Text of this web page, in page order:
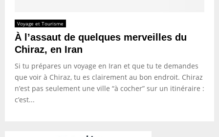
Voyage et Tourisme
À l’assaut de quelques merveilles du
Chiraz, en Iran
Si tu prépares un voyage en Iran et que tu te demandes
que voir à Chiraz, tu es clairement au bon endroit. Chiraz
n’est pas seulement une ville “à cocher” sur un itinéraire :
c’est...